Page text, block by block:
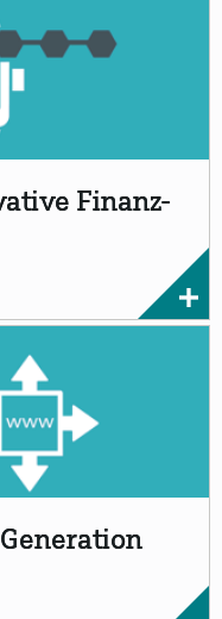
Finanz-